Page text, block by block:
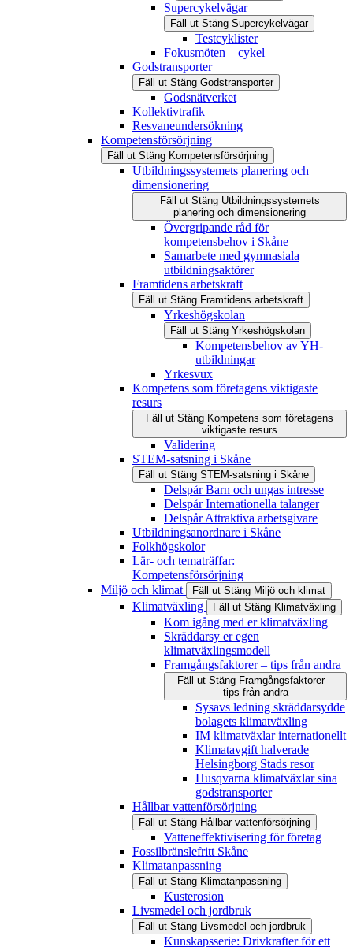
Supercykelvägar
Fäll ut Stäng Supercykelvägar
Testcyklister
Fokusmöten – cykel
Godstransporter
Fäll ut Stäng Godstransporter
Godsnätverket
Kollektivtrafik
Resvaneundersökning
Kompetensförsörjning
Fäll ut Stäng Kompetensförsörjning
Utbildningssystemets planering och
dimensionering
Fäll ut Stäng Utbildningssystemets
planering och dimensionering
Övergripande råd för
kompetensbehov i Skåne
Samarbete med gymnasiala
utbildningsaktörer
Framtidens arbetskraft
Fäll ut Stäng Framtidens arbetskraft
Yrkeshögskolan
Fäll ut Stäng Yrkeshögskolan
Kompetensbehov av YH-
utbildningar
Yrkesvux
Kompetens som företagens viktigaste
resurs
Fäll ut Stäng Kompetens som företagens
viktigaste resurs
Validering
STEM-satsning i Skåne
Fäll ut Stäng STEM-satsning i Skåne
Delspår Barn och ungas intresse
Delspår Internationella talanger
Delspår Attraktiva arbetsgivare
Utbildningsanordnare i Skåne
Folkhögskolor
Lär- och tematräffar:
Kompetensförsörjning
Miljö och klimat
Fäll ut Stäng Miljö och klimat
Klimatväxling Fäll ut Stäng Klimatväxling
Kom igång med er klimatväxling
Skräddarsy er egen
klimatväxlingsmodell
Framgångsfaktorer – tips från andra
Fäll ut Stäng Framgångsfaktorer –
tips från andra
Sysavs ledning skräddarsydde
bolagets klimatväxling
IM klimatväxlar internationellt
Klimatavgift halverade
Helsingborg Stads resor
Husqvarna klimatväxlar sina
godstransporter
Hållbar vattenförsörjning
Fäll ut Stäng Hållbar vattenförsörjning
Vatteneffektivisering för företag
Fossilbränslefritt Skåne
Klimatanpassning
Fäll ut Stäng Klimatanpassning
Kusterosion
Livsmedel och jordbruk
Fäll ut Stäng Livsmedel och jordbruk
Kunskapsserie: Drivkrafter för ett